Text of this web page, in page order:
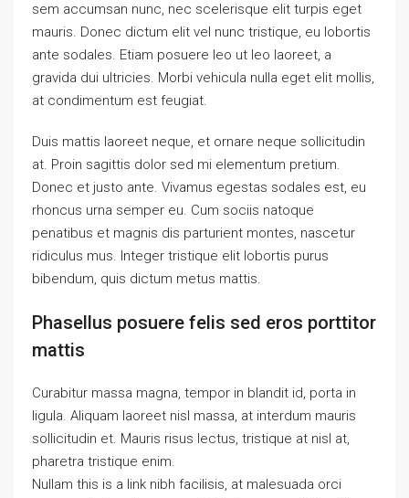
sem accumsan nunc, nec scelerisque elit turpis eget
mauris. Donec dictum elit vel nunc tristique, eu lobortis
ante sodales. Etiam posuere leo ut leo laoreet, a
gravida dui ultricies. Morbi vehicula nulla eget elit mollis,
at condimentum est feugiat.
Duis mattis laoreet neque, et ornare neque sollicitudin
at. Proin sagittis dolor sed mi elementum pretium.
Donec et justo ante. Vivamus egestas sodales est, eu
rhoncus urna semper eu. Cum sociis natoque
penatibus et magnis dis parturient montes, nascetur
ridiculus mus. Integer tristique elit lobortis purus
bibendum, quis dictum metus mattis.
Phasellus posuere felis sed eros porttitor
mattis
Curabitur massa magna, tempor in blandit id, porta in
ligula. Aliquam laoreet nisl massa, at interdum mauris
sollicitudin et. Mauris risus lectus, tristique at nisl at,
pharetra tristique enim.
Nullam this is a link nibh facilisis, at malesuada orci